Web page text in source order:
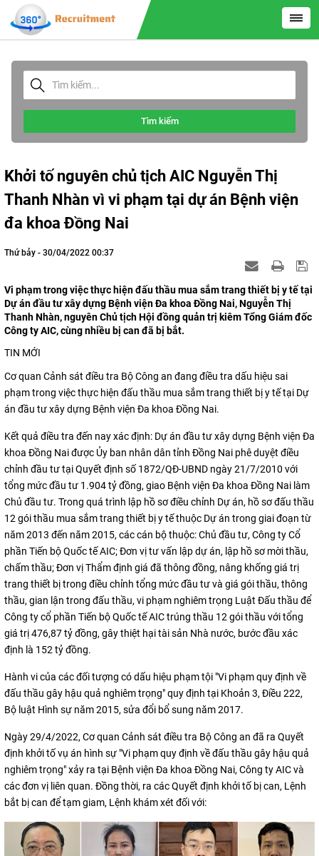
Tìm kiếm
Khởi tố nguyên chủ tịch AIC Nguyễn Thị
Thanh Nhàn vì vi phạm tại dự án Bệnh viện
đa khoa Đồng Nai
Thứ bảy - 30/04/2022 00:37
Vi phạm trong việc thực hiện đấu thầu mua sắm trang thiết bị y tế tại
Dự án đầu tư xây dựng Bệnh viện Đa khoa Đồng Nai, Nguyễn Thị
Thanh Nhàn, nguyên Chủ tịch Hội đồng quản trị kiêm Tổng Giám đốc
Công ty AIC, cùng nhiều bị can đã bị bắt.
TIN MỚI
Cơ quan Cảnh sát điều tra Bộ Công an đang điều tra dấu hiệu sai
phạm trong việc thực hiện đấu thầu mua sắm trang thiết bị y tế tại Dự
án đầu tư xây dựng Bệnh viện Đa khoa Đồng Nai.
Kết quả điều tra đến nay xác định: Dự án đầu tư xây dựng Bệnh viện Đa
khoa Đồng Nai được Ủy ban nhân dân tỉnh Đồng Nai phê duyệt điều
chỉnh đầu tư tại Quyết định số 1872/QĐ-UBND ngày 21/7/2010 với
tổng mức đầu tư 1.904 tỷ đồng, giao Bệnh viện Đa khoa Đồng Nai làm
Chủ đầu tư. Trong quá trình lập hồ sơ điều chỉnh Dự án, hồ sơ đấu thầu
12 gói thầu mua sắm trang thiết bị y tế thuộc Dự án trong giai đoạn từ
năm 2013 đến năm 2015, các cán bộ thuộc: Chủ đầu tư, Công ty Cổ
phần Tiến bộ Quốc tế AIC; Đơn vị tư vấn lập dự án, lập hồ sơ mời thầu,
chấm thầu; Đơn vị Thẩm định giá đã thông đồng, nâng khống giá trị
trang thiết bị trong điều chỉnh tổng mức đầu tư và giá gói thầu, thông
thầu, gian lận trong đấu thầu, vi phạm nghiêm trọng Luật Đấu thầu để
Công ty cổ phần Tiến bộ Quốc tế AIC trúng thầu 12 gói thầu với tổng
giá trị 476,87 tỷ đồng, gây thiệt hại tài sản Nhà nước, bước đầu xác
định là 152 tỷ đồng.
Hành vi của các đối tượng có dấu hiệu phạm tội "Vi phạm quy định về
đấu thầu gây hậu quả nghiêm trọng" quy định tại Khoản 3, Điều 222,
Bộ luật Hình sự năm 2015, sửa đổi bổ sung năm 2017.
Ngày 29/4/2022, Cơ quan Cảnh sát điều tra Bộ Công an đã ra Quyết
định khởi tố vụ án hình sự "Vi phạm quy định về đấu thầu gây hậu quả
nghiêm trọng" xảy ra tại Bệnh viện Đa khoa Đồng Nai, Công ty AIC và
các đơn vị liên quan. Đồng thời, ra các Quyết định khởi tố bị can, Lệnh
bắt bị can để tạm giam, Lệnh khám xét đối với: